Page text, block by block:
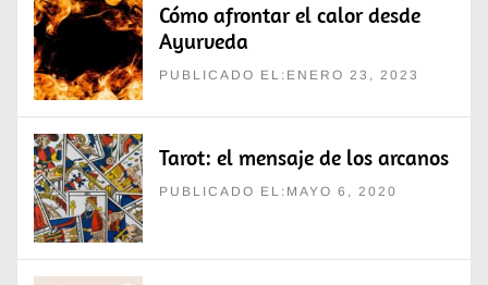
Cómo afrontar el calor desde
Ayurveda
PUBLICADO EL:ENERO 23, 2023
Tarot: el mensaje de los arcanos
PUBLICADO EL:MAYO 6, 2020